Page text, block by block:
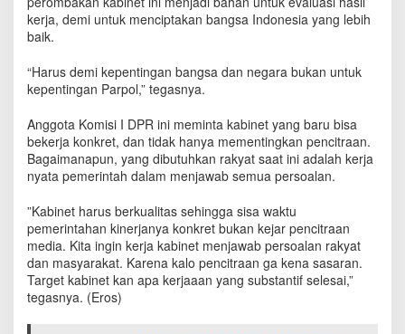
k
a
j
a
g
B
a
g
i
b
a
g
i
J
kerja, demi untuk menciptakan bangsa Indonesia yang lebih
baik.
“Harus demi kepentingan bangsa dan negara bukan untuk
kepentingan Parpol,” tegasnya.
Anggota Komisi I DPR ini meminta kabinet yang baru bisa
bekerja konkret, dan tidak hanya mementingkan pencitraan.
Bagaimanapun, yang dibutuhkan rakyat saat ini adalah kerja
nyata pemerintah dalam menjawab semua persoalan.
”Kabinet harus berkualitas sehingga sisa waktu
pemerintahan kinerjanya konkret bukan kejar pencitraan
media. Kita ingin kerja kabinet menjawab persoalan rakyat
dan masyarakat. Karena kalo pencitraan ga kena sasaran.
Target kabinet kan apa kerjaaan yang substantif selesai,”
tegasnya. (Eros)